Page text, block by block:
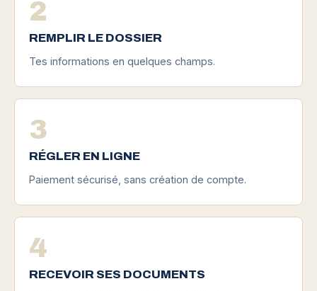
2
REMPLIR LE DOSSIER
Tes informations en quelques champs.
3
RÉGLER EN LIGNE
Paiement sécurisé, sans création de compte.
4
RECEVOIR SES DOCUMENTS